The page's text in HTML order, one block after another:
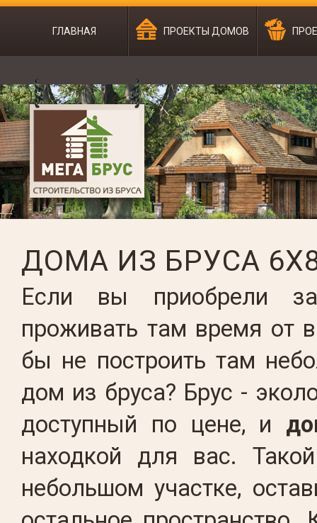
ГЛАВНАЯ ПРОЕКТЫ ДОМОВ
ДОМА ИЗ БРУСА
Если вы приобрели
проживать там время от
бы не построить там
дом из бруса? Брус -
доступный по цене, и
находкой для вас.
небольшом участке,